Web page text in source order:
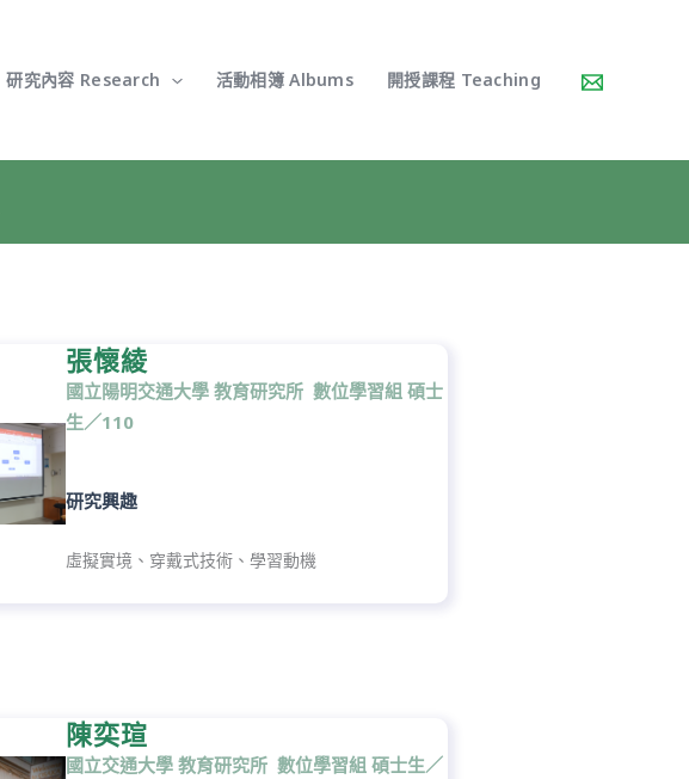
研究內容 Research 活動相簿 Albums 開授課程 Teaching
張懷綾
國立陽明交通大學 教育研究所 數位學習組 碩士
生／110
研究興趣
虛擬實境、穿戴式技術、學習動機
陳奕瑄
國立交通大學 教育研究所 數位學習組 碩士生／